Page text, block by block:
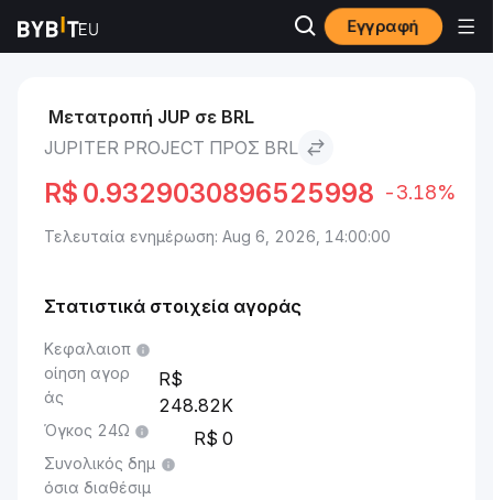
Εγγραφή
Αγορές Jupiter Project Τιμή JUP Jupiter Project to BRL
Μετατροπή JUP σε BRL
JUPITER PROJECT ΠΡΟΣ BRL
R$ 0.9329030896525998 -3.18%
Τελευταία ενημέρωση: Aug 6, 2026, 14:00:00
Στατιστικά στοιχεία αγοράς
Κεφαλαιοπ
οίηση αγορ
άς
248.82K
Όγκος 24Ω 0
Συνολικός δημ
όσια διαθέσιμ